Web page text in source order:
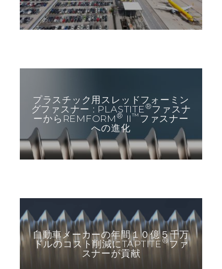
プラスチック用スレッドフォーミン
グファスナー : PLASTITE®ファスナ
ーからREMFORM ® II™ ファスナー
への進化
自動車メーカーの年間１０億５千万
ドルのコスト削減にTAPTITE ®ファ
スナーが貢献